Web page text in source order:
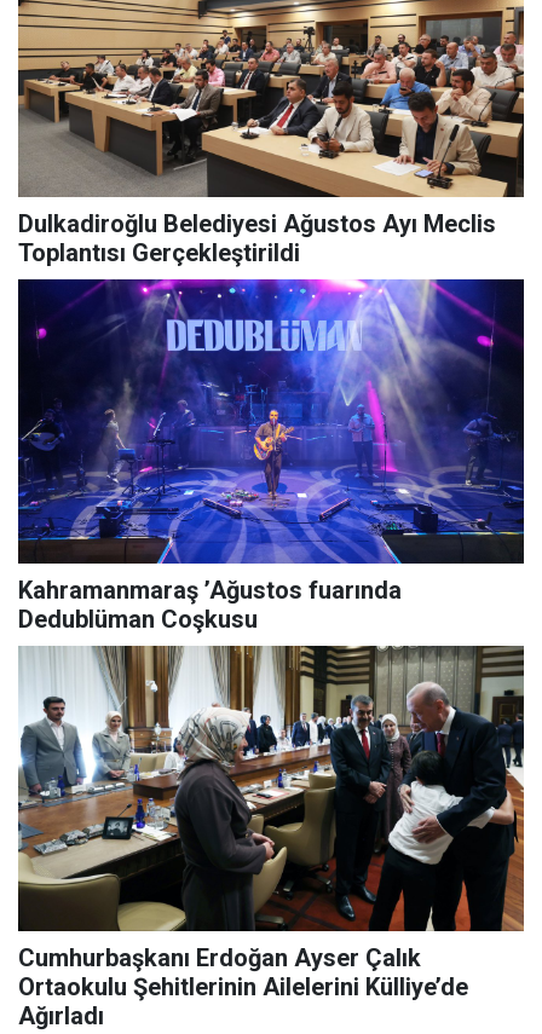
Dulkadiroğlu Belediyesi Ağustos Ayı Meclis
Toplantısı Gerçekleştirildi
Kahramanmaraş ’Ağustos fuarında
Dedublüman Coşkusu
Cumhurbaşkanı Erdoğan Ayser Çalık
Ortaokulu Şehitlerinin Ailelerini Külliye’de
Ağırladı